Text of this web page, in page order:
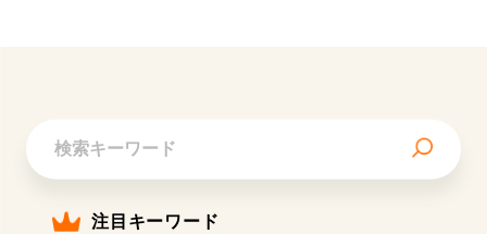
注目キーワード